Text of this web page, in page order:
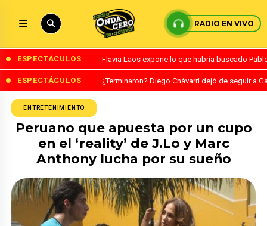
RADIO EN VIVO
ESPECTÁCULOS Flavia Laos expone lo que habría buscado
ESPECTÁCULOS ¿Terminaron? Diego Chávarri dejó de seguir a
ENTRETENIMIENTO
Peruano que apuesta por un cupo
en el ‘reality’ de J.Lo y Marc
Anthony lucha por su sueño